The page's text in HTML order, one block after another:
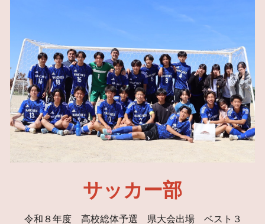
サッカー部
令和８年度 高校総体予選 県大会出場 ベスト３